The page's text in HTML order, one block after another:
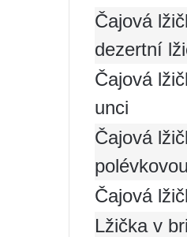
Čajová
dezertní
Čajová
unci
Čajová
Čajová
Lžička v